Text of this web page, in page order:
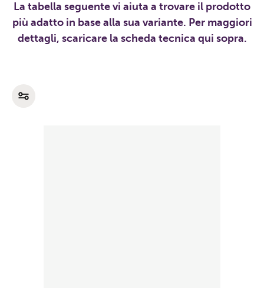
La tabella seguente vi aiuta a trovare il prodotto
più adatto in base alla sua variante. Per maggiori
dettagli, scaricare la scheda tecnica qui sopra.